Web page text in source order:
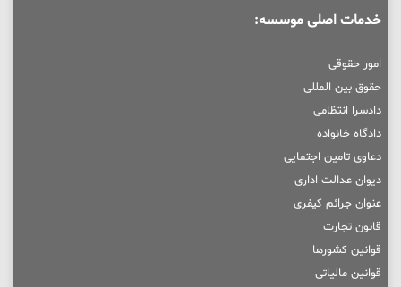
خدمات اصلی موسسه:
امور حقوقی
حقوق بین المللی
دادسرا انتظامی
دادگاه خانواده
دعاوی تامین اجتمایی
دیوان عدالت اداری
عنوان جرائم کیفری
قانون تجارت
قوانین کشورها
قوانین مالیاتی